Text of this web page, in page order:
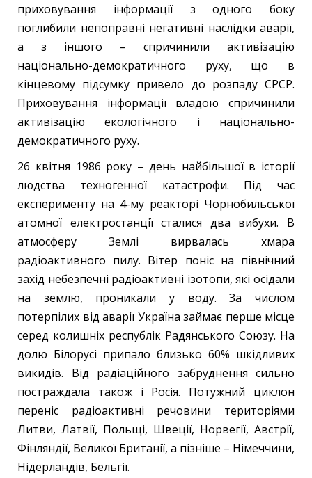
приховування інформації з одного боку
поглибили непоправні негативні наслідки аварії,
а з іншого – спричинили активізацію
національно-демократичного руху, що в
кінцевому підсумку привело до розпаду СРСР.
Приховування інформації владою спричинили
активізацію екологічного і національно-
демократичного руху.
26 квітня 1986 року – день найбільшої в історії
людства техногенної катастрофи. Під час
експерименту на 4-му реакторі Чорнобильської
атомної електростанції сталися два вибухи. В
атмосферу Землі вирвалась хмара
радіоактивного пилу. Вітер поніс на північний
захід небезпечні радіоактивні ізотопи, які осідали
на землю, проникали у воду. За числом
потерпілих від аварії Україна займає перше місце
серед колишніх республік Радянського Союзу. На
долю Білорусі припало близько 60% шкідливих
викидів. Від радіаційного забруднення сильно
постраждала також і Росія. Потужний циклон
переніс радіоактивні речовини територіями
Литви, Латвії, Польщі, Швеції, Норвегії, Австрії,
Фінляндії, Великої Британії, а пізніше – Німеччини,
Нідерландів, Бельгії.